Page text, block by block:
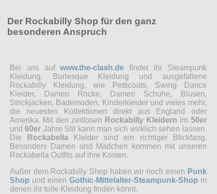
Der Rockabilly Shop für den ganz
besonderen Anspruch
Bei uns aufwww.the-clash.de findet ihr Steampunk
Kleidung, Burlesque Kleidung und ausgefallene
Rockabilly Kleidung, wie Petticoats, Swing Dance
Kleider, Damen Röcke, Damen Schuhe, Blusen,
Strickjacken, Bademoden, Kinderkleider und vieles mehr,
die neuesten Kollektionen direkt aus England oder
Amerika. Mit den zeitlosen Rockabilly Kleidern im 50er
und60er Jahre Stil kann man sich wirklich sehen lassen.
Die
Rockabella Kleider sind ein richtiger Blickfang.
Besonders Damen und Mädchen kommen mit unseren
Rockabella Outfits auf ihre Kosten.
Außer dem Rockabilly Shop haben wir noch einen Punk
Shop und einen Gothic-Mittelalter-Steampunk-Shop in
denen ihr tolle Kleidung finden könnt.